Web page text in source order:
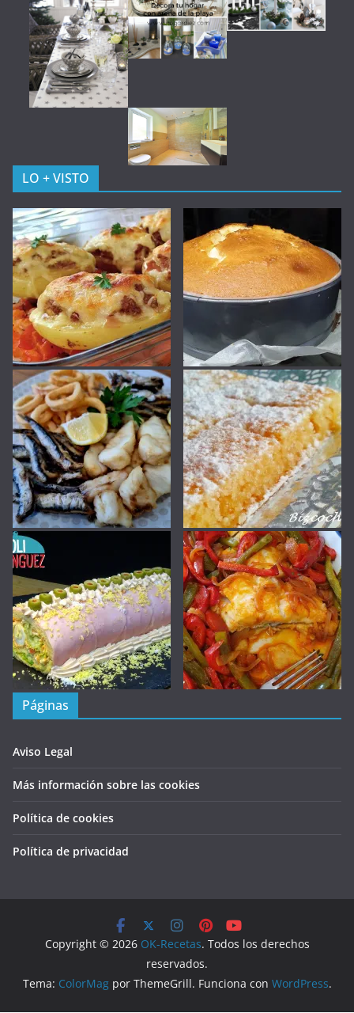
LO + VISTO
Páginas
Aviso Legal
Más información sobre las cookies
Política de cookies
Política de privacidad
Copyright © 2026 OK-Recetas. Todos los derechos
reservados.
Tema: ColorMagpor ThemeGrill. Funciona con WordPress.